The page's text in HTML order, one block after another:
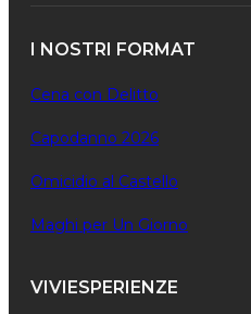
I NOSTRI FORMAT
Cena con Delitto
Capodanno 2026
Omicidio al Castello
Maghi per Un Giorno
VIVIESPERIENZE